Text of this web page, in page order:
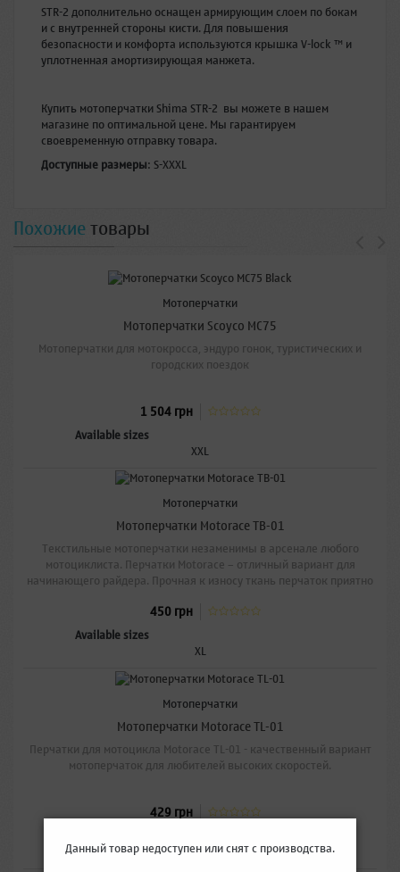
STR-2 дополнительно оснащен армирующим слоем по бокам
и с внутренней стороны кисти. Для повышения
безопасности и комфорта используются крышка V-lock ™ и
уплотненная амортизирующая манжета.
Купить мотоперчатки Shima STR-2 вы можете в нашем
магазине по оптимальной цене. Мы гарантируем
своевременную отправку товара.
Доступные размеры: S-XXXL
Похожиетовары
Мотоперчатки
Мотоперчатки Scoyco MC75
Мотоперчатки для мотокросса, эндуро гонок, туристических и
городских поездок
1 504 грн
Available sizes
XXL
Мотоперчатки
Мотоперчатки Motorace TB-01
Текстильные мотоперчатки незаменимы в арсенале любого
мотоциклиста. Перчатки Motorace – отличный вариант для
начинающего райдера. Прочная к износу ткань перчаток приятно
условиях.
450 грн
Available sizes
XL
Мотоперчатки
Мотоперчатки Motorace TL-01
Перчатки для мотоцикла Motorace TL-01 - качественный вариант
мотоперчаток для любителей высоких скоростей.
429 грн
XXL
Данный товар недоступен или снят с производства.